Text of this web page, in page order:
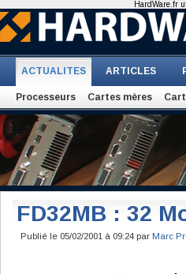
ACTUALITES ARTICLES
Processeurs Cartes mères
FD32MB : 32
Publié le 05/02/2001 à 09:24 par Marc
HardWare.fr